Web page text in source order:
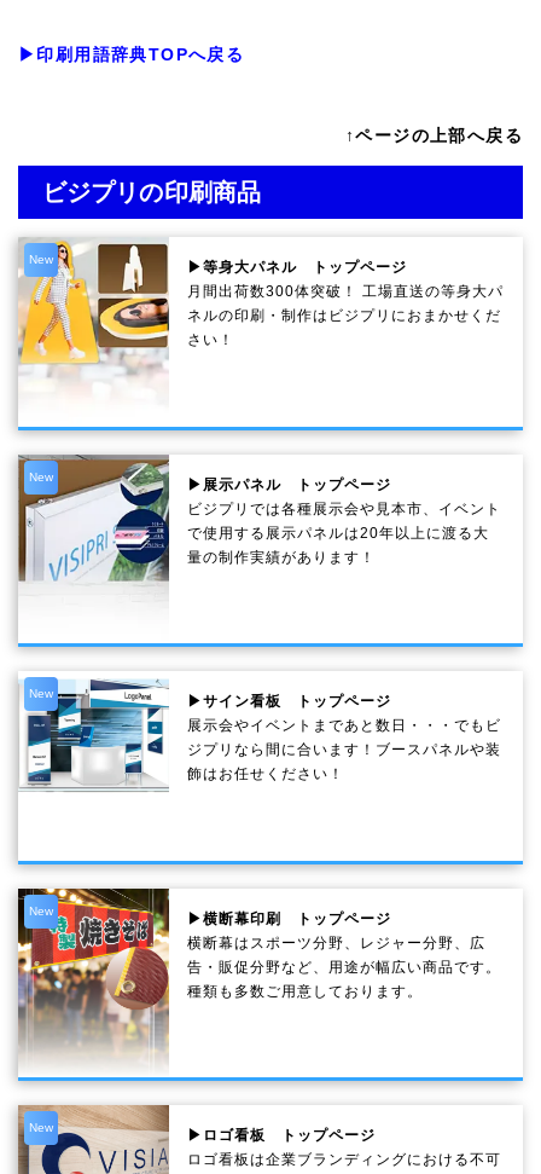
▶印刷用語辞典TOPへ戻る
↑ページの上部へ戻る
ビジプリの印刷商品
New
▶等身大パネル トップページ
月間出荷数300体突破！ 工場直送の等身大パ
ネルの印刷・制作は ビジプリ におまかせくだ
さい！
New
▶展示パネル トップページ
ビジプリでは各種展示会や見本市、イベント
で使用する展示パネルは20年以上に渡る大
量の制作実績があります！
New
▶サイン看板 トップページ
展示会やイベントまであと数日・・・でもビ
ジプリなら間に合います！ブースパネルや装
飾はお任せください！
New
▶横断幕印刷 トップページ
横断幕はスポーツ分野、レジャー分野、広
告・販促分野など、用途が幅広い商品です。
種類も多数ご用意しております。
New
▶ロゴ看板 トップページ
ロゴ看板は企業ブランディングにおける不可